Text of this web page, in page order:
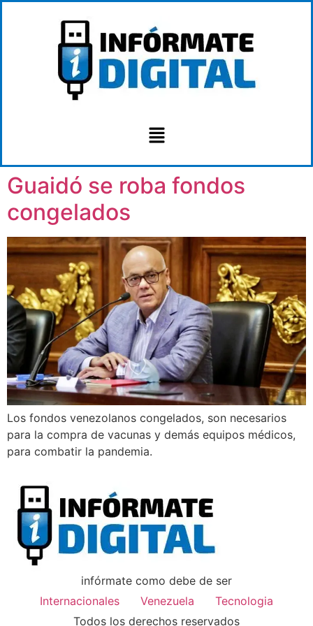
Guaidó se roba fondos
congelados
Los fondos venezolanos congelados, son necesarios
para la compra de vacunas y demás equipos médicos,
para combatir la pandemia.
infórmate como debe de ser
Internacionales
Venezuela
Tecnologia
Todos los derechos reservados